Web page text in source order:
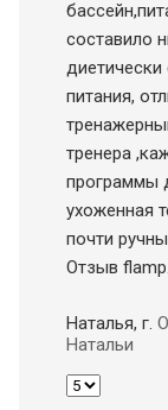
составило
диетически
питания,
тренера
программы
ухоженная
почти
Отзыв
Наталья, г.
Натальи